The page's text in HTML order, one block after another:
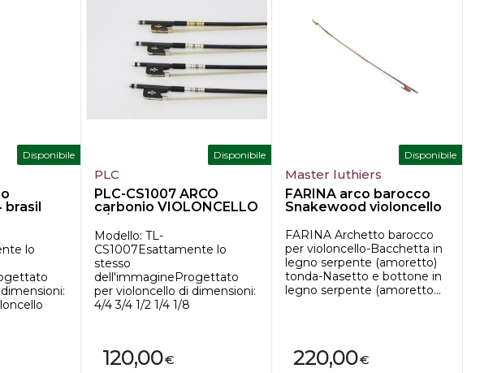
Disponibile
brasil
lo
Disponibile
PLC
PLC-CS1007 ARCO
carbonio VIOLONCELLO
4/4
Modello: TL-
CS1007Esattamente lo
stesso
dell'immagineProgettato
per violoncello di dimensioni:
4/4 3/4 1/2 1/4 1/8
€
120,00
Disponibile
Master luthiers
FARINA arco barocco
Snakewood violoncello
FARINA Archetto barocco
per violoncello-Bacchetta in
legno serpente (amoretto)
tonda-Nasetto e bottone in
legno serpente (amoretto...
€
220,00